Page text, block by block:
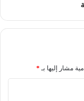
مشار إليها بـ *